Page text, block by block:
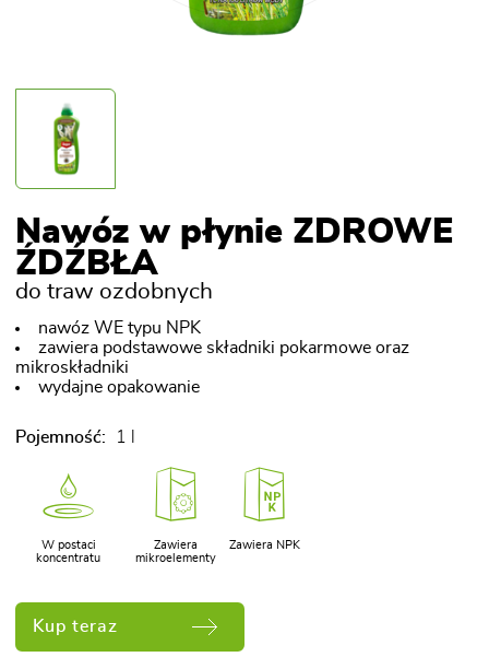
Nawóz w płynie ZDROWE
ŹDŹBŁA
do traw ozdobnych
nawóz WE typu NPK
zawiera podstawowe składniki pokarmowe oraz
mikroskładniki
wydajne opakowanie
Pojemność: 1 l
W postaci
koncentratu
Zawiera
mikroelementy
Zawiera NPK
Kup teraz